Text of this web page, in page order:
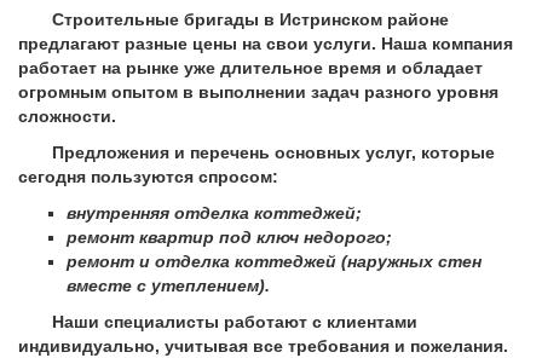
Строительные бригады в Истринском районе
предлагают разные цены на свои услуги. Наша компания
работает на рынке уже длительное время и обладает
огромным опытом в выполнении задач разного уровня
сложности.
Предложения и перечень основных услуг, которые
сегодня пользуются спросом:
внутренняя отделка коттеджей;
ремонт квартир под ключ недорого;
ремонт и отделка коттеджей (наружных стен
вместе с утеплением).
Наши специалисты работают с клиентами
индивидуально, учитывая все требования и пожелания.